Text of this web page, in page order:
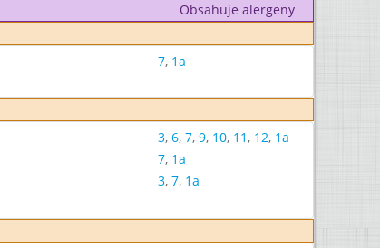
Obsahuje alergeny
7, 1a
3, 6, 7, 9, 10, 11, 12, 1a
7, 1a
3, 7, 1a